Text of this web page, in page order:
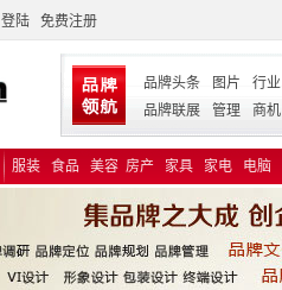
登陆 免费注册
品牌头条 图片 行业
品牌联展
管理 商机
服装 食品 美容 房产 家具 家电 电脑